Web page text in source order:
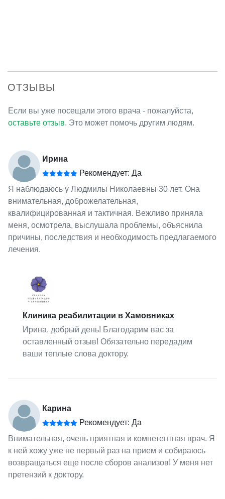
ОТЗЫВЫ
Если вы уже посещали этого врача - пожалуйста,
оставьте отзыв. Это может помочь другим людям.
Ирина
Рекомендует: Да
Я наблюдаюсь у Людмилы Николаевны 30 лет. Она
внимательная, доброжелательная,
квалифицированная и тактичная. Вежливо приняла
меня, осмотрела, выслушала проблемы, объяснила
причины, последствия и необходимость предлагаемого
лечения.
Клиника реабилитации в Хамовниках
Ирина, добрый день! Благодарим вас за
оставленный отзыв! Обязательно передадим
ваши теплые слова доктору.
Карина
Рекомендует: Да
Внимательная, очень приятная и компетентная врач. Я
к ней хожу уже не первый раз на прием и собираюсь
возвращаться еще после сборов анализов! У меня нет
претензий к доктору.